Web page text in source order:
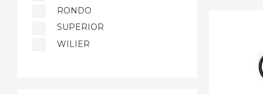
RONDO
SUPERIOR
WILIER